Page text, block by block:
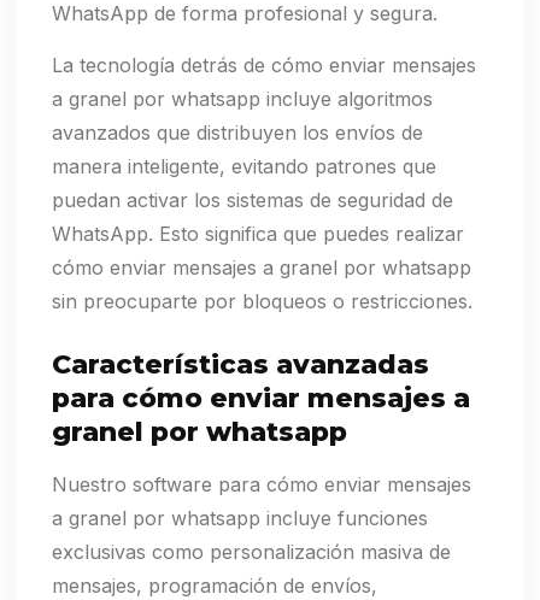
WhatsApp de forma profesional y segura.
La tecnología detrás de cómo enviar mensajes
a granel por whatsapp incluye algoritmos
avanzados que distribuyen los envíos de
manera inteligente, evitando patrones que
puedan activar los sistemas de seguridad de
WhatsApp. Esto significa que puedes realizar
cómo enviar mensajes a granel por whatsapp
sin preocuparte por bloqueos o restricciones.
Características avanzadas
para cómo enviar mensajes a
granel por whatsapp
Nuestro software para cómo enviar mensajes
a granel por whatsapp incluye funciones
exclusivas como personalización masiva de
mensajes, programación de envíos,